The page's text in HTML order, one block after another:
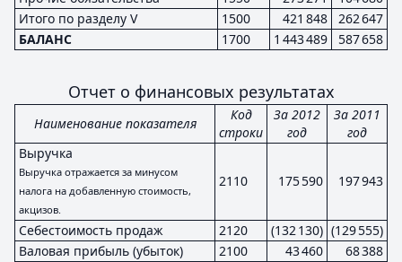
Итого по разделу V
1500 421 848
262 647
БАЛАНС
1700 1 443 489 587 658
Отчет о финансовых результатах
Наименование показателя
Код
строки
За 2012
год
За 2011
год
Выручка
Выручка отражается за минусом
налога на добавленную стоимость,
акцизов.
2110 175 590 197 943
Себестоимость продаж 2120 (132 130) (129 555)
Валовая прибыль (убыток)
2100 43 460
68 388